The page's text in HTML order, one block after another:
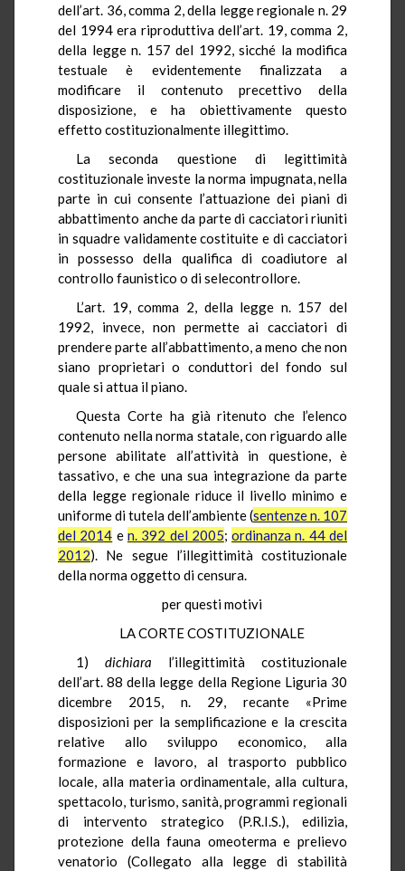
dell’art. 36, comma 2, della legge regionale n. 29
del 1994 era riproduttiva dell’art. 19, comma 2,
della legge n. 157 del 1992, sicché la modifica
testuale è evidentemente finalizzata a
modificare il contenuto precettivo della
disposizione, e ha obiettivamente questo
effetto costituzionalmente illegittimo.
La seconda questione di legittimità
costituzionale investe la norma impugnata, nella
parte in cui consente l’attuazione dei piani di
abbattimento anche da parte di cacciatori riuniti
in squadre validamente costituite e di cacciatori
in possesso della qualifica di coadiutore al
controllo faunistico o di selecontrollore.
L’art. 19, comma 2, della legge n. 157 del
1992, invece, non permette ai cacciatori di
prendere parte all’abbattimento, a meno che non
siano proprietari o conduttori del fondo sul
quale si attua il piano.
Questa Corte ha già ritenuto che l’elenco
contenuto nella norma statale, con riguardo alle
persone abilitate all’attività in questione, è
tassativo, e che una sua integrazione da parte
della legge regionale riduce il livello minimo e
uniforme di tutela dell’ambiente (sentenze n. 107
del 2014 e n. 392 del 2005;ordinanza n. 44 del
2012). Ne segue l’illegittimità costituzionale
della norma oggetto di censura.
per questi motivi
LA CORTE COSTITUZIONALE
1) dichiara l’illegittimità costituzionale
dell’art. 88 della legge della Regione Liguria 30
dicembre 2015, n. 29, recante «Prime
disposizioni per la semplificazione e la crescita
relative allo sviluppo economico, alla
formazione e lavoro, al trasporto pubblico
locale, alla materia ordinamentale, alla cultura,
spettacolo, turismo, sanità, programmi regionali
di intervento strategico (P.R.I.S.), edilizia,
protezione della fauna omeoterma e prelievo
venatorio (Collegato alla legge di stabilità